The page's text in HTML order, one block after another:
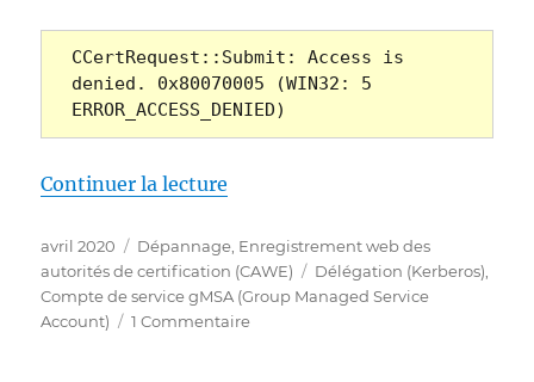
CCertRequest::Submit: Access is
denied. 0x80070005 (WIN32: 5
ERROR_ACCESS_DENIED)
Continuer la lecture
Publié
le
avril 2020 Catégories
Dépannage Enregistrement web des
autorités de certification (CAWE)
Étiquettes
Délégation (Kerberos)
Compte de service gMSA (Group Managed Service
Account)
1 Commentairesur